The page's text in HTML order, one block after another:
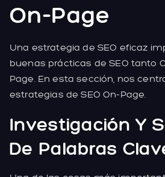
On-Page
Una estrategia de SEO eficaz
buenas prácticas de SEO tanto
Page. En esta sección, nos
estrategias de SEO On-Page.
Investigación Y
De Palabras